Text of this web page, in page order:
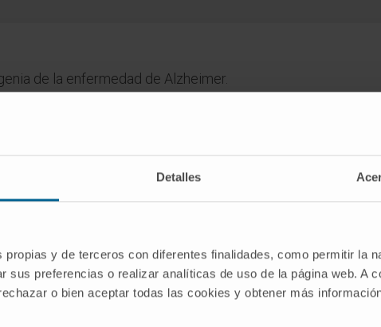
Detalles
propias y de terceros con diferentes finalidades, como permitir la
sus preferencias o realizar analíticas de uso de la página web. A
o bien aceptar todas las cookies y obtener más
de la enfermedad de Alzheimer.
de la Clínica Universidad de Navarra tiene como objetivo principal
única para tomar decisiones relacionadas con la salud. Esta
de profesionales de la salud. Siempre es esencial
de Navarra no se responsabiliza por el uso inapropiado o la